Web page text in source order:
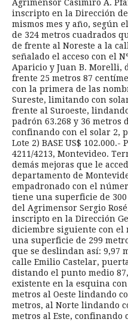
Agrimensor Casimiro A.
inscripto en la Dirección
mismos mes y año, según
de 324 metros cuadrados
de frente al Noreste a la
señalado el acceso con el
Aparicio y Juan B. Morelli,
frente 25 metros 87
con la primera de las
Sureste, limitando con
frente al Suroeste,
padrón 63.268 y 36 metros
confinando con el solar 2,
Lote 2) BASE US$
4211/4213, Montevideo.
demás mejoras que le
departamento de
empadronado con el
tiene una superficie de
del Agrimensor Sergio
inscripto en la Dirección
diciembre siguiente con el
una superficie de 299
que se deslindan así: 9,97
calle Emilio Castelar,
distando el punto medio
existente en la esquina con
metros al Oeste lindando
metros, al Norte lindando
metros al Este, confinando